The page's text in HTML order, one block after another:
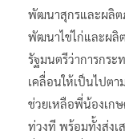
พัฒนาสุกรและผลิต
พัฒนาไข่ไก่และผลิ
รัฐมนตรีว่าการกร
เคลื่อนให้เป็นไปต
ช่วยเหลือพี่น้องเก
ท่วงที พร้อมทั้งส่งเ